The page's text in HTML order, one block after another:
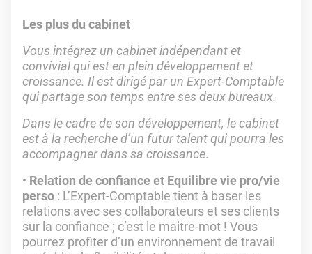
Les plus du cabinet
Vous intégrez un cabinet indépendant et
convivial qui est en plein développement et
croissance. Il est dirigé par un Expert-Comptable
qui partage son temps entre ses deux bureaux.
Dans le cadre de son développement, le cabinet
est à la recherche d’un futur talent qui pourra les
accompagner dans sa croissance.
Relation de confiance et Equilibre vie pro/vie
perso : L’Expert-Comptable tient à baser les
relations avec ses collaborateurs et ses clients
sur la confiance ; c’est le maitre-mot ! Vous
pourrez profiter d’un environnement de travail